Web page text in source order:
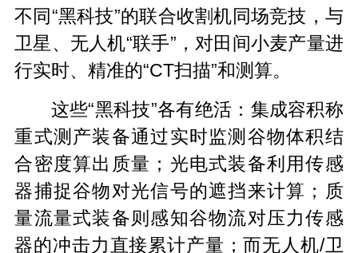
不同“黑科技”的联合收割机同场竞技，与
卫星、无人机“联手”，对田间小麦产量进
行实时、精准的“CT扫描”和测算。
这些“黑科技”各有绝活：集成容积称
重式测产装备通过实时监测谷物体积结
合密度算出质量；光电式装备利用传感
器捕捉谷物对光信号的遮挡来计算；质
量流量式装备则感知谷物流对压力传感
器的冲击力直接累计产量；而无人机/卫